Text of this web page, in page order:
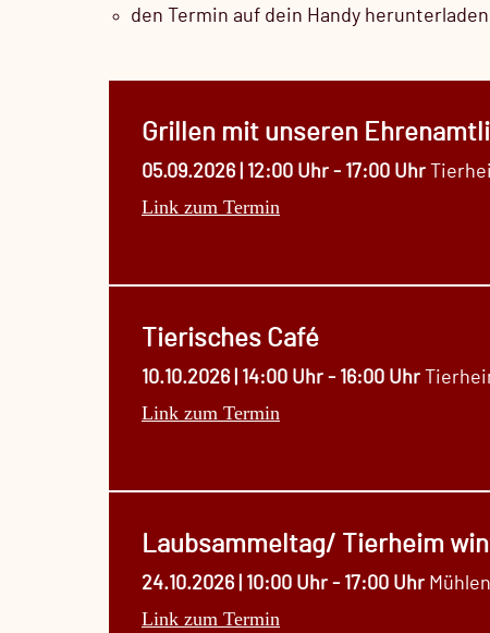
den Termin auf dein Handy
Grillen mit unseren
05.09.2026 | 12:00 Uhr - 17:00 Uhr
Link zum Termin
Tierisches Café
10.10.2026 | 14:00 Uhr - 16:00 Uhr
Link zum Termin
Laubsammeltag/ Tierheim
24.10.2026 | 10:00 Uhr - 17:00 Uhr
Link zum Termin